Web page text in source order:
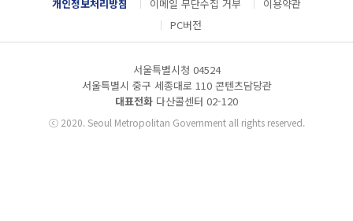
e
l
운
드
개인정보처리방침 이메일 무단수집 거부
이용약관
PC버전
서울특별시청 04524
서울특별시 중구 세종대로 110 콘텐츠담당관
대표전화 다산콜센터 02-120
ⓒ2020. Seoul Metropolitan Government all rights reserved.